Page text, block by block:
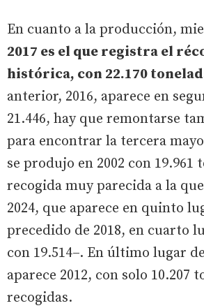
En cuanto a la producción,
2017 es el que registra el
histórica, con 22.170
anterior, 2016, aparece en
21.446, hay que remontarse
para encontrar la tercera
se produjo en 2002 con 19.961
recogida muy parecida a la
2024, que aparece en quinto
precedido de 2018, en cuarto
con 19.514–. En último lugar
aparece 2012, con solo 10.207
recogidas.